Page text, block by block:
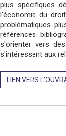
plus spécifiques
l'économie du
problématiques
références
s'orienter vers
s'intéressent aux
LIEN VERS